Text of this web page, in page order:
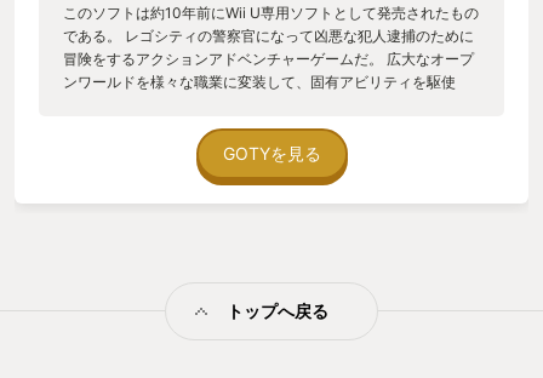
このソフトは約10年前にWii U専用ソフトとして発売されたもの
である。 レゴシティの警察官になって凶悪な犯人逮捕のために
冒険をするアクションアドベンチャーゲームだ。 広大なオープ
ンワールドを様々な職業に変装して、固有アビリティを駆使
っておらず、たまたま視聴したニコニコ動画のプレイ動画が出
会いだった。 LEGOという素材を上手く使った、ポップでクリ
エイティブな世界観に魅了され、いつか自分でプレイするん
いかと思いながらもダメ元で購入。 これが大正解だった。 当時
GOTYを見る
トップへ戻る